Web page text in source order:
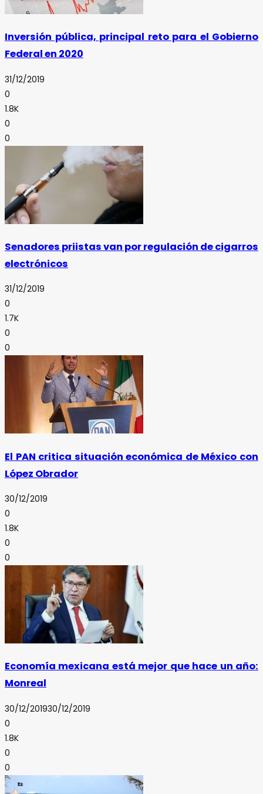
Inversión pública, principal reto para el Gobierno
Federal en 2020
31/12/2019
0
1.8K
0
0
Senadores priistas van por regulación de cigarros
electrónicos
31/12/2019
0
1.7K
0
0
El PAN critica situación económica de México con
López Obrador
30/12/2019
0
1.8K
0
0
Economía mexicana está mejor que hace un año:
Monreal
30/12/201930/12/2019
0
1.8K
0
0